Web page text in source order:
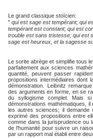
Le grand classique stoïcien:
" qui est sage est tempérant; qui
tempérant est constant; qui est
trouble est sans tristesse; qui est
sage est heureux, et la sagesse
Le sorite abrège et simplifie tous
parfaitement aux sciences
quantité, peuvent passer
propositions intermédiaires
démonstration. Leibnitz
des arguments en forme, en se
du syllogisme complet. Mais
démonstrations mathématiques,
les autres sciences; il demande
exprimé des propositions entre
comme dans la jurisprudence ou
de l'humanité pour suivre un
par un rapport mal établi entre